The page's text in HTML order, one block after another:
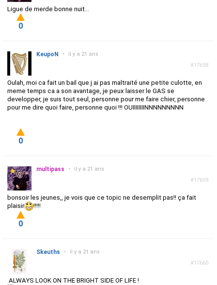
Ligue de merde bonne nuit...
0
#17658
KeupoN • il y a 21 ans
Oulah, moi ca fait un bail que j ai pas maltraité une petite culotte, en
meme temps ca a son avantage, je peux laisser le GAS se
developper, je suis tout seul, personne pour me faire chier, personne
pour me dire quoi faire, personne quoi !!! OUIIIIIIIINNNNNNNNN
0
#17659
multipass • il y a 21 ans
bonsoir les jeunes,, je vois que ce topic ne desemplit pas!! ça fait
plaisir
!!!!!
0
#17660
Skeuths • il y a 21 ans
ALWAYS LOOK ON THE BRIGHT SIDE OF LIFE !